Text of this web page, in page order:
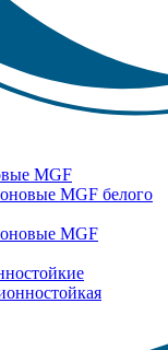
MGF
MGF белого
MGF